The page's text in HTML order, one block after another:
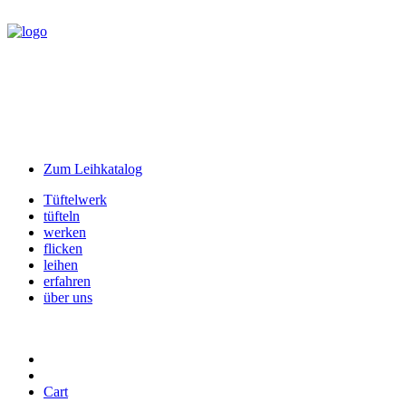
Zum Leihkatalog
Tüftelwerk
tüfteln
werken
flicken
leihen
erfahren
über uns
Cart